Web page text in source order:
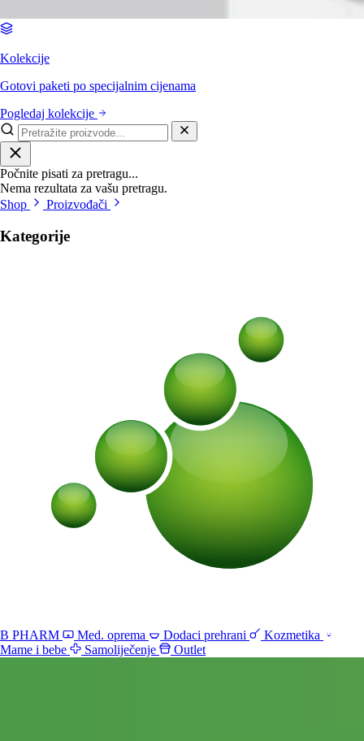
Kolekcije
Gotovi paketi po specijalnim cijenama
Pogledaj kolekcije
Počnite pisati za pretragu...
Nema rezultata za vašu pretragu.
Shop
Proizvođači
Kategorije
B PHARM Med. oprema Dodaci prehrani
Kozmetika
Mame i bebe
Samoliječenje Outlet